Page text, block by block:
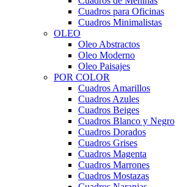
Cuadros para Oficinas
Cuadros Minimalistas
OLEO
Oleo Abstractos
Oleo Moderno
Oleo Paisajes
POR COLOR
Cuadros Amarillos
Cuadros Azules
Cuadros Beiges
Cuadros Blanco y Negro
Cuadros Dorados
Cuadros Grises
Cuadros Magenta
Cuadros Marrones
Cuadros Mostazas